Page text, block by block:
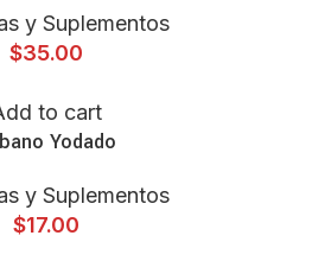
y Suplementos
$35.00
to cart
Yodado
y Suplementos
$17.00